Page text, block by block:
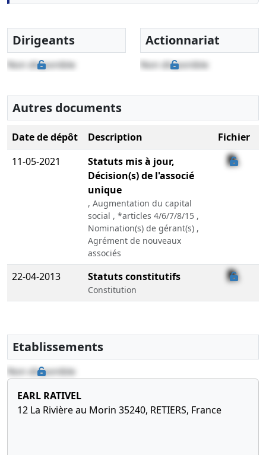
Dirigeants
Non disponible
Actionnariat
Non disponible
Autres documents
Date de dépôt Description
Fichier
11-05-2021
Statuts mis à jour,
Décision(s) de l'associé
unique
, Augmentation du capital
social , *articles 4/6/7/8/15 ,
Nomination(s) de gérant(s) ,
Agrément de nouveaux
associés
22-04-2013 Statuts constitutifs
Constitution
Etablissements
Non disponible
EARL RATIVEL
12 La Rivière au Morin 35240, RETIERS, France